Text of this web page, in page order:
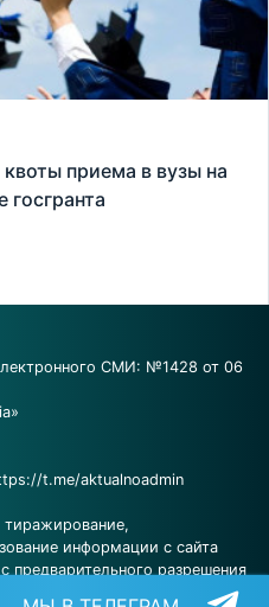
приема в вузы на
СМИ: №1428 от 06
t.me/aktualnoadmin
тиражирование,
информации с сайта
предварительного разрешения